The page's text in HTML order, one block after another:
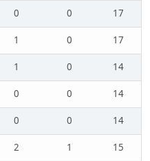
0 0
17
1 0
17
1 0
14
0 0
14
0 0
14
2 1
15